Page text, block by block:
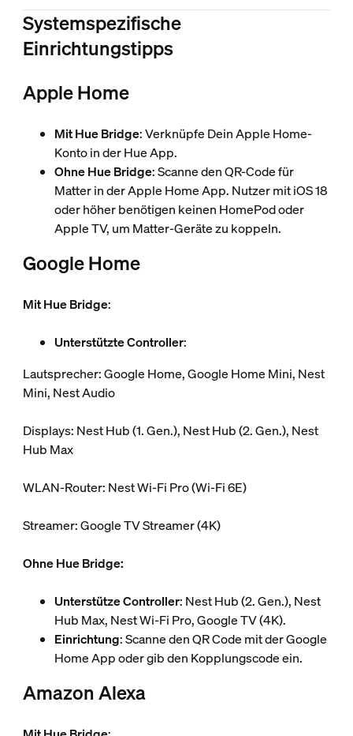
Systemspezifische
Einrichtungstipps
Apple Home
Mit Hue Bridge: Verknüpfe Dein Apple Home-
Konto in der Hue App.
Ohne Hue Bridge: Scanne den QR-Code für
Matter in der Apple Home App. Nutzer mit iOS 18
oder höher benötigen keinen HomePod oder
Apple TV, um Matter-Geräte zu koppeln.
Google Home
Mit Hue Bridge:
Unterstützte Controller:
Lautsprecher: Google Home, Google Home Mini, Nest
Mini, Nest Audio
Displays: Nest Hub (1. Gen.), Nest Hub (2. Gen.), Nest
Hub Max
WLAN-Router: Nest Wi-Fi Pro (Wi-Fi 6E)
Streamer: Google TV Streamer (4K)
Ohne Hue Bridge:
Unterstütze Controller: Nest Hub (2. Gen.), Nest
Hub Max, Nest Wi-Fi Pro, Google TV (4K).
Einrichtung: Scanne den QR Code mit der Google
Home App oder gib den Kopplungscode ein.
Amazon Alexa